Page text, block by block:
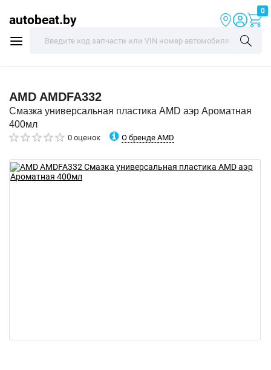
autobeat.by
0
AMD AMDFA332
Смазка универсальная пластика AMD аэр Ароматная
400мл
0 оценок О бренде AMD